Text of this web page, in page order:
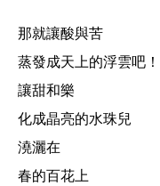
那就讓酸與苦
蒸發成天上的浮雲吧！
讓甜和樂
化成晶亮的水珠兒
澆灑在
春的百花上